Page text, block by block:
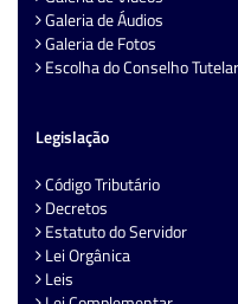
Galeria de Áudios
Galeria de Fotos
Escolha do Conselho Tutelar
Legislação
Código Tributário
Decretos
Estatuto do Servidor
Lei Orgânica
Leis